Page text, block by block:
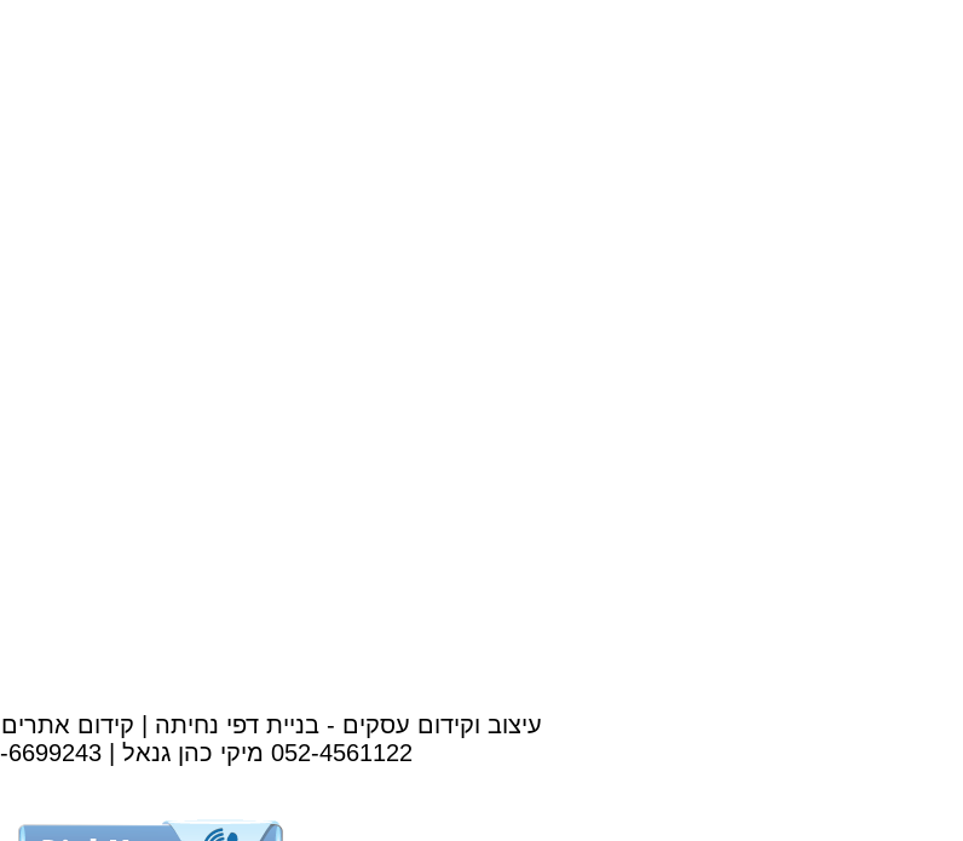
עיצוב וקידום עסקים - בניית דפי נחיתה | קידום
052-4561122 מיקי כהן גנאל | 052-6699243 עוז גור